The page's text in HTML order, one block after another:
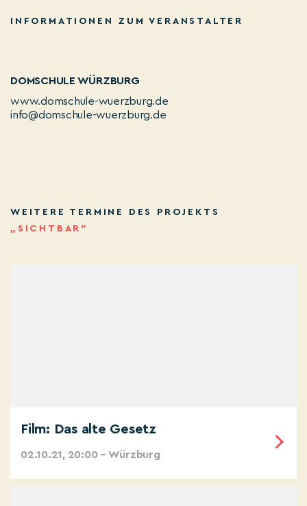
INFORMATIONEN ZUM VERANSTALTER
DOMSCHULE WÜRZBURG
www.domschule-wuerzburg.de
info@domschule-wuerzburg.de
WEITERE TERMINE DES PROJEKTS
„SICHTBAR”
Film: Das alte Gesetz
02.10.21, 20:00 – Würzburg